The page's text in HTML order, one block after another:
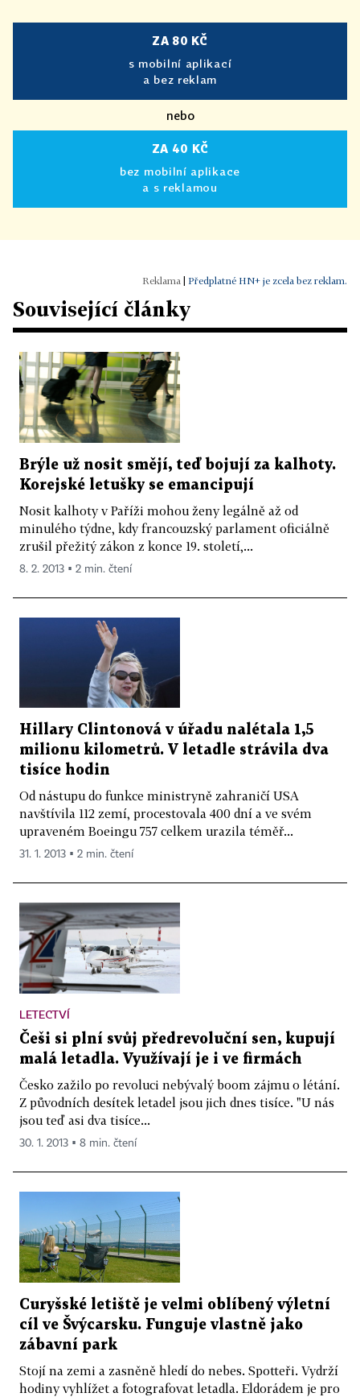
ZA 80 KČ
s mobilní aplikací
a bez reklam
nebo
ZA 40 KČ
bez mobilní aplikace
a s reklamou
Předplatné HN+ je zcela bez reklam.
Související články
Brýle už nosit smějí, teď bojují za kalhoty.
Korejské letušky se emancipují
Nosit kalhoty v Paříži mohou ženy legálně až od
minulého týdne, kdy francouzský parlament oficiálně
zrušil přežitý zákon z konce 19. století,...
8. 2. 2013 ▪ 2 min. čtení
Hillary Clintonová v úřadu nalétala 1,5
milionu kilometrů. V letadle strávila dva
tisíce hodin
Od nástupu do funkce ministryně zahraničí USA
navštívila 112 zemí, procestovala 400 dní a ve svém
upraveném Boeingu 757 celkem urazila téměř...
31. 1. 2013 ▪ 2 min. čtení
LETECTVÍ
Češi si plní svůj předrevoluční sen, kupují
malá letadla. Využívají je i ve firmách
Česko zažilo po revoluci nebývalý boom zájmu o létání.
Z původních desítek letadel jsou jich dnes tisíce. "U nás
jsou teď asi dva tisíce...
30. 1. 2013 ▪ 8 min. čtení
Curyšské letiště je velmi oblíbený výletní
cíl ve Švýcarsku. Funguje vlastně jako
zábavní park
Stojí na zemi a zasněně hledí do nebes. Spotteři. Vydrží
hodiny vyhlížet a fotografovat letadla. Eldorádem je pro